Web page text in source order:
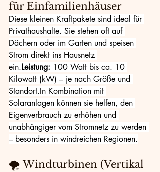
für Einfamilienhäuser
Diese kleinen Kraftpakete sind ideal für
Privathaushalte. Sie stehen oft auf
Dächern oder im Garten und speisen
Strom direkt ins Hausnetz
ein.Leistung: 100 Watt bis ca. 10
Kilowatt (kW) – je nach Größe und
Standort.In Kombination mit
Solaranlagen können sie helfen, den
Eigenverbrauch zu erhöhen und
unabhängiger vom Stromnetz zu werden
– besonders in windreichen Regionen.
🌪️ Windturbinen (Vertikal